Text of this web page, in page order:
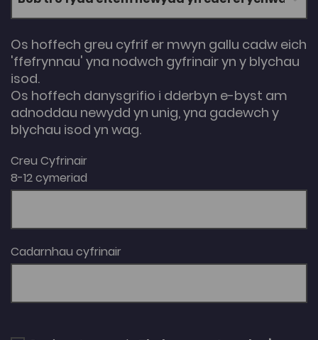
Os hoffech greu cyfrif er mwyn gallu cadw eich
'ffefrynnau' yna nodwch gyfrinair yn y blychau
isod.
Os hoffech danysgrifio i dderbyn e-byst am
adnoddau newydd yn unig, yna gadewch y
blychau isod yn wag.
Creu Cyfrinair
8-12 cymeriad
Cadarnhau cyfrinair